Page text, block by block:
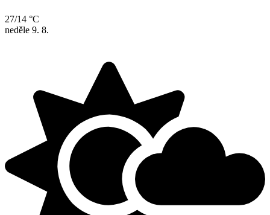
27/14 °C
neděle 9. 8.